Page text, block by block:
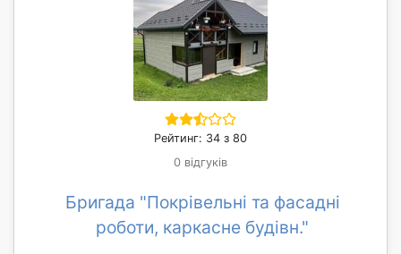
Рейтинг: 34 з 80
0 відгуків
Бригада "Покрівельні та фасадні
роботи, каркасне будівн."